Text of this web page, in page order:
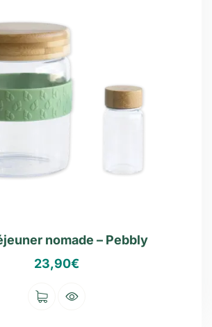
nomade – Pebbly
23,90€